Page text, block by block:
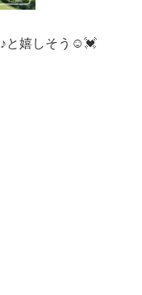
と嬉しそう☺️💓